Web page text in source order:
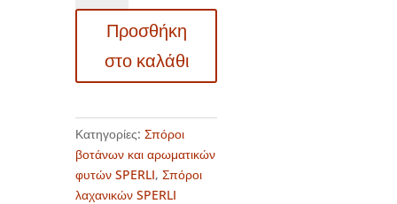
Μαϊντανός
crispum
Προσθήκη
στο καλάθι
Κατηγορίες: Σπόροι
βοτάνων και αρωματικών
φυτών SPERLI, Σπόροι
λαχανικών SPERLI